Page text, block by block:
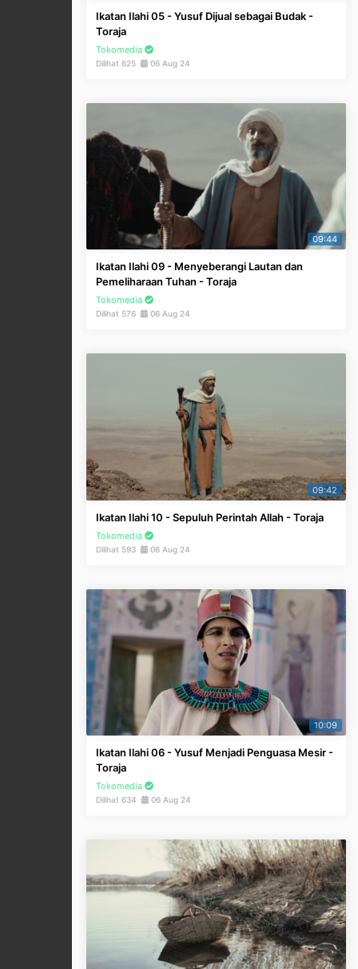
Ikatan Ilahi 05 - Yusuf Dijual sebagai Budak -
Toraja
Tokomedia
Dilihat 625 06 Aug 24
09:44
Ikatan Ilahi 09 - Menyeberangi Lautan dan
Pemeliharaan Tuhan - Toraja
Tokomedia
Dilihat 576 06 Aug 24
09:42
Ikatan Ilahi 10 - Sepuluh Perintah Allah - Toraja
Tokomedia
Dilihat 593 06 Aug 24
10:09
Ikatan Ilahi 06 - Yusuf Menjadi Penguasa Mesir -
Toraja
Tokomedia
Dilihat 634 06 Aug 24